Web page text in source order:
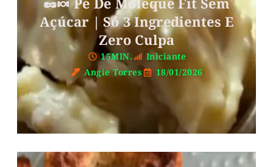
Açúcar | Só 3 Ingredientes E
Zero Culpa
15MIN.
Iniciante
Angie Torres
18/01/2026